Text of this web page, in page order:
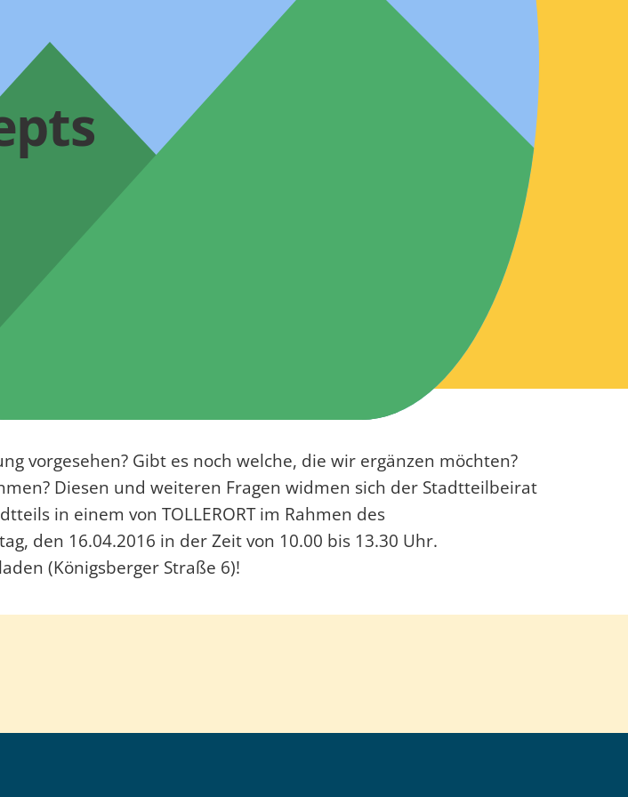
vorgesehen? Gibt es noch welche, die wir ergänzen möchten?
Diesen und weiteren Fragen widmen sich der Stadtteilbeirat
in einem von TOLLERORT im Rahmen des
den 16.04.2016 in der Zeit von 10.00 bis 13.30 Uhr.
(Königsberger Straße 6)!